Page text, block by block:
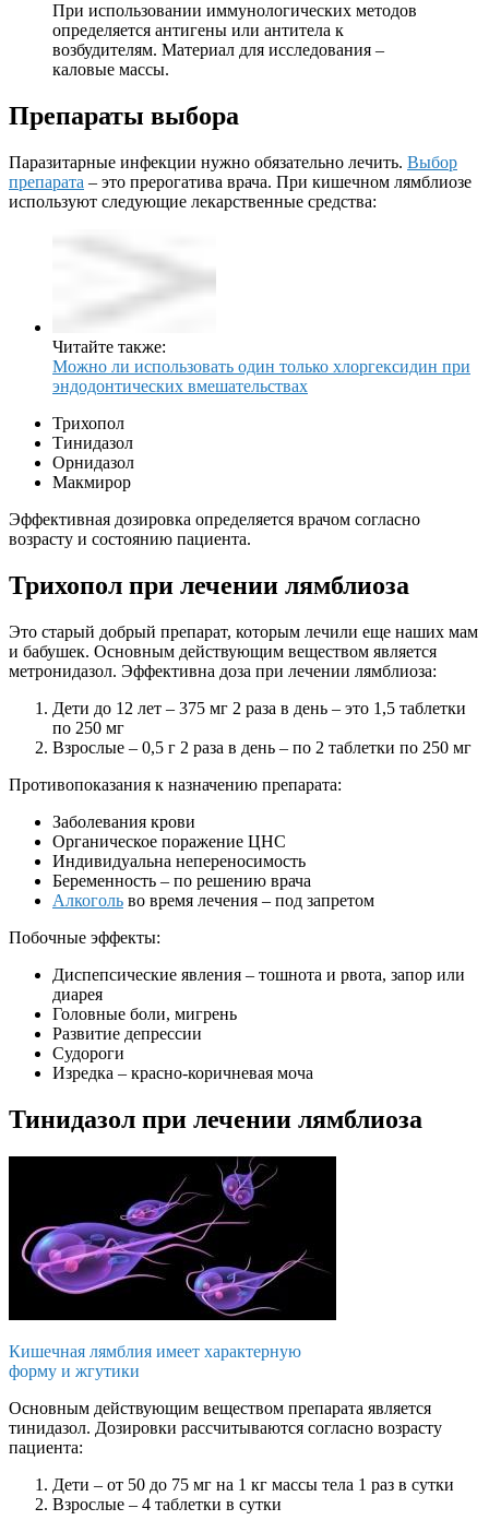
При использовании иммунологических методов
определяется антигены или антитела к
возбудителям. Материал для исследования –
каловые массы.
Препараты выбора
Паразитарные инфекции нужно обязательно лечить. Выбор
препарата – это прерогатива врача. При кишечном лямблиозе
используют следующие лекарственные средства:
Читайте также:
Можно ли использовать один только хлоргексидин при
эндодонтических вмешательствах
Трихопол
Тинидазол
Орнидазол
Макмирор
Эффективная дозировка определяется врачом согласно
возрасту и состоянию пациента.
Трихопол при лечении лямблиоза
Это старый добрый препарат, которым лечили еще наших мам
и бабушек. Основным действующим веществом является
метронидазол. Эффективна доза при лечении лямблиоза:
Дети до 12 лет – 375 мг 2 раза в день – это 1,5 таблетки
по 250 мг
Взрослые – 0,5 г 2 раза в день – по 2 таблетки по 250 мг
Противопоказания к назначению препарата:
Заболевания крови
Органическое поражение ЦНС
Индивидуальна непереносимость
Беременность – по решению врача
Алкоголь во время лечения – под запретом
Побочные эффекты:
Диспепсические явления – тошнота и рвота, запор или
диарея
Головные боли, мигрень
Развитие депрессии
Судороги
Изредка – красно-коричневая моча
Тинидазол при лечении лямблиоза
Кишечная лямблия имеет характерную
форму и жгутики
Основным действующим веществом препарата является
тинидазол. Дозировки рассчитываются согласно возрасту
пациента:
Дети – от 50 до 75 мг на 1 кг массы тела 1 раз в сутки
Взрослые – 4 таблетки в сутки